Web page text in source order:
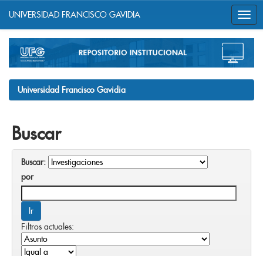
navigation
UNIVERSIDAD FRANCISCO GAVIDIA
Universidad Francisco Gavidia
Buscar
Buscar:
por
Filtros actuales: